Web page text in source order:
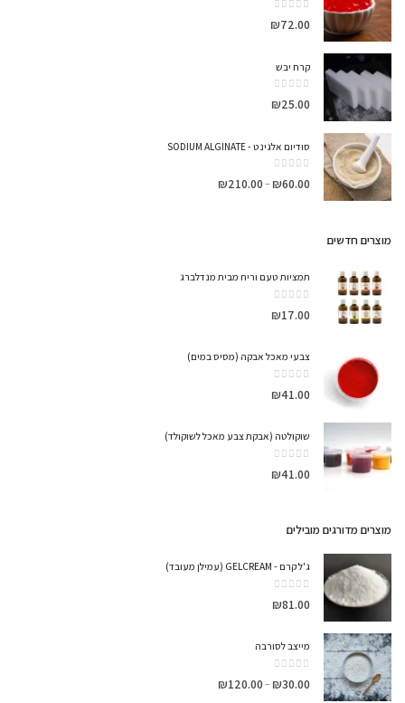
0
out of 5
₪72.00
קרח יבש
0
out of 5
₪25.00
סודיום אלגינט - SODIUM ALGINATE
0
out of 5
₪60.00
–
₪210.00
מוצרים חדשים
תמציות טעם וריח מבית מנדלברג
₪17.00
צבעי מאכל אבקה (מסיס במים)
₪41.00
שוקולטה (אבקת צבע מאכל לשוקולד)
₪41.00
מוצרים מדורגים מובילים
ג'ל קרם - GELCREAM (עמילן מעובד)
₪81.00
מייצב לסורבה
₪30.00
–
₪120.00